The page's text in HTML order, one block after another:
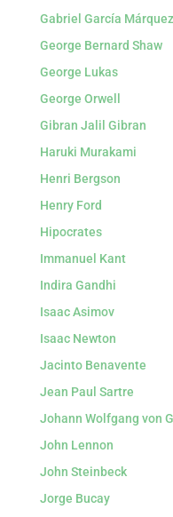
Gabriel García Márquez
George Bernard Shaw
George Lukas
George Orwell
Gibran Jalil Gibran
Haruki Murakami
Henri Bergson
Henry Ford
Hipocrates
Immanuel Kant
Indira Gandhi
Isaac Asimov
Isaac Newton
Jacinto Benavente
Jean Paul Sartre
Johann Wolfgang von
John Lennon
John Steinbeck
Jorge Bucay